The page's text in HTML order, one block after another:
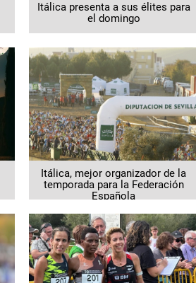
Itálica presenta a sus élites para
el domingo
Itálica, mejor organizador de la
temporada para la Federación
Española